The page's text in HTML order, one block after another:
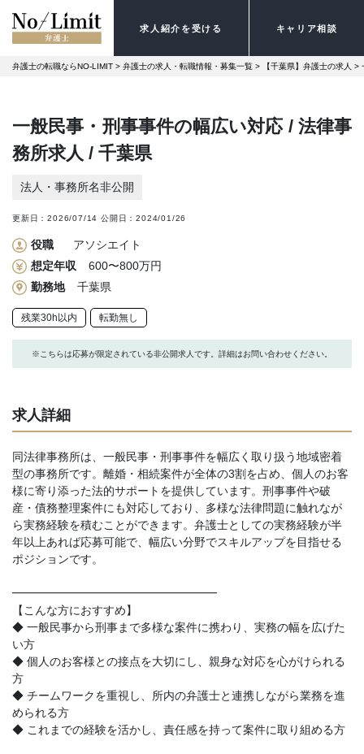
求人紹介を受ける キャリア相談
弁護士の転職ならNO-LIMIT > 弁護士の求人・転職情報・募集一覧 > 【千葉県】弁護士の求人 >
一般民事・刑事事件の幅広い対応 / 法律事
務所求人 / 千葉県
法人・事務所名非公開
更新日：2026/07/14 公開日：2024/01/26
役職
アソシエイト
想定年収
600〜800万円
勤務地
千葉県
残業30h以内 転勤無し
※こちらは応募が限定されている非公開求人です。詳細はお問い合わせください。
求人詳細
同法律事務所は、一般民事・刑事事件を幅広く取り扱う地域密着
型の事務所です。離婚・相続案件が全体の3割を占め、個人のお客
様に寄り添った法的サポートを提供しています。刑事事件や破
産・債務整理案件にも対応しており、多様な法律問題に触れなが
ら実務経験を積むことができます。弁護士としての実務経験が半
年以上あれば応募可能で、幅広い分野でスキルアップを目指せる
ポジションです。
━━━━━━━━━━━━━━━━━━
【こんな方におすすめ】
◆ 一般民事から刑事まで多様な案件に携わり、実務の幅を広げた
い方
◆ 個人のお客様との接点を大切にし、親身な対応を心がけられる
方
◆ チームワークを重視し、所内の弁護士と連携しながら業務を進
められる方
◆ これまでの経験を活かし、責任感を持って案件に取り組める方